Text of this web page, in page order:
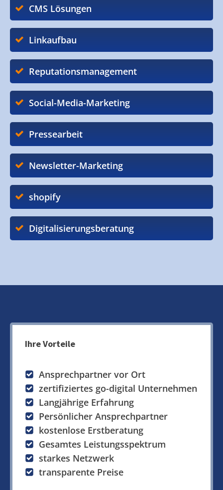
CMS Lösungen
Linkaufbau
Reputationsmanagement
Social-Media-Marketing
Pressearbeit
Newsletter-Marketing
shopify
Digitalisierungsberatung
Ihre Vorteile
Ansprechpartner vor Ort
zertifiziertes go-digital Unternehmen
Langjährige Erfahrung
Persönlicher Ansprechpartner
kostenlose Erstberatung
Gesamtes Leistungsspektrum
starkes Netzwerk
transparente Preise